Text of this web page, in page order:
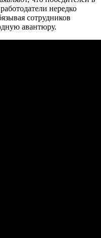
нередко
сотрудников
авантюру.